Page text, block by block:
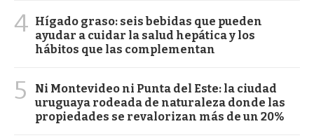
4 Hígado graso: seis bebidas que pueden
ayudar a cuidar la salud hepática y los
hábitos que las complementan
5
Ni Montevideo ni Punta del Este: la ciudad
uruguaya rodeada de naturaleza donde las
propiedades se revalorizan más de un 20%